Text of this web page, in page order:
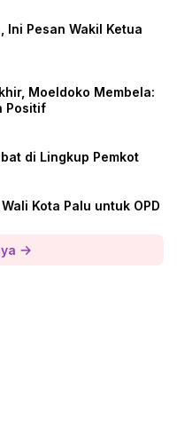
Ini Pesan Wakil Ketua
Moeldoko Membela:
Positif
di Lingkup Pemkot
Kota Palu untuk OPD